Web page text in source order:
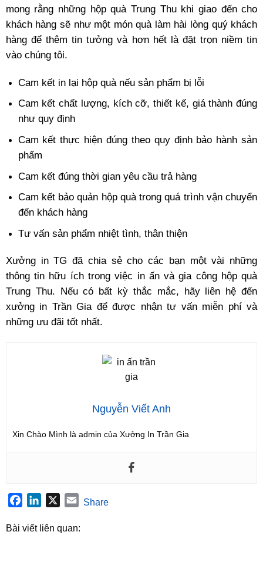
mong rằng những hộp quà Trung Thu khi giao đến cho
khách hàng sẽ như một món quà làm hài lòng quý khách
hàng để thêm tin tưởng và hơn hết là đặt trọn niềm tin
vào chúng tôi.
Cam kết in lại hộp quà nếu sản phẩm bị lỗi
Cam kết chất lượng, kích cỡ, thiết kế, giá thành đúng
như quy định
Cam kết thực hiện đúng theo quy định bảo hành sản
phẩm
Cam kết đúng thời gian yêu cầu trả hàng
Cam kết bảo quản hộp quà trong quá trình vận chuyển
đến khách hàng
Tư vấn sản phẩm nhiệt tình, thân thiện
Xưởng in TG đã chia sẻ cho các bạn một vài những
thông tin hữu ích trong việc in ấn và gia công hộp quà
Trung Thu. Nếu có bất kỳ thắc mắc, hãy liên hệ đến
xưởng in Trần Gia để được nhận tư vấn miễn phí và
những ưu đãi tốt nhất.
Nguyễn Viết Anh
Xin Chào Mình là admin của Xưởng In Trần Gia
FacebookLinkedIn Email
Share
Bài viết liên quan: